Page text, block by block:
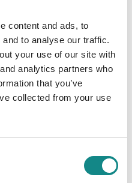
content and ads, to
to analyse our traffic.
your use of our site with
analytics partners who
that you’ve
collected from your use
Neue Musik
besondere
bewegte sich
saß auf Kissen
einem
dessen
nicht bekannt
und ohne die
die Besucher*innen